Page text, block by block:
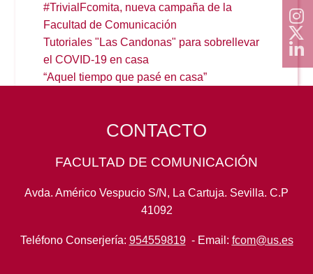
Reservas
Publicidad y RR.PP
Comunicación Audiovisual
Periodismo
Publicidad y RR.PP
Secretaría Virtual
#miTFG
#TrivialFcomita, nueva campaña de la
Facultad de Comunicación
Tutoriales "Las Candonas" para sobrellevar
el COVID-19 en casa
“Aquel tiempo que pasé en casa”
CONTACTO
FACULTAD DE COMUNICACIÓN
Avda. Américo Vespucio S/N, La Cartuja. Sevilla. C.P
41092
Teléfono Conserjería: 954559819- Email: fcom@us.es